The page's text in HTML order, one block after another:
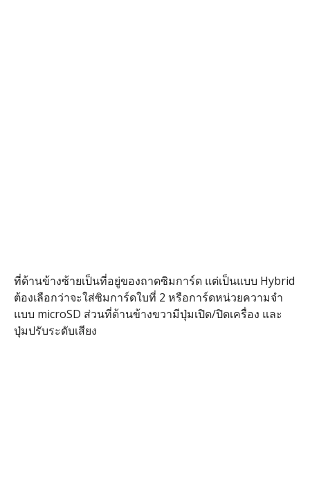
ที่ด้านข้างซ้ายเป็นที่อยู่ของถาดซิมการ์ด แต่เป็นแบบ Hybrid
ต้องเลือกว่าจะใส่ซิมการ์ดใบที่ 2 หรือการ์ดหน่วยความจำ
แบบ microSD ส่วนที่ด้านข้างขวามีปุ่มเปิด/ปิดเครื่อง และ
ปุ่มปรับระดับเสียง